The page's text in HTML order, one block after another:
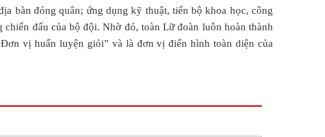
bàn đóng quân; ứng dụng kỹ thuật, tiến bộ khoa học, công
đấu của bộ đội. Nhờ đó, toàn Lữ đoàn luôn hoàn thành
vị huấn luyện giỏi” và là đơn vị điển hình toàn diện của